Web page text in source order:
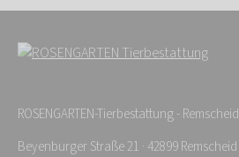
ROSENGARTEN-Tierbestattung - Remscheid
Beyenburger Straße 21 · 42899 Remscheid